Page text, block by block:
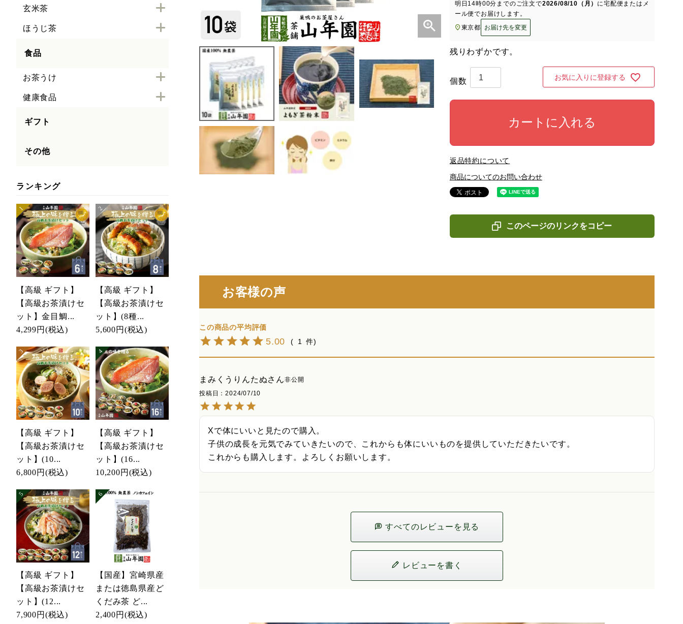
玄米茶
ほうじ茶
食品
お茶うけ
健康食品
ギフト
その他
ランキング
【高級 ギフト】
【高級お茶漬けセ
ット】金目鯛...
4,299円 (税込)
【高級 ギフト】
【高級お茶漬けセ
ット】(8種...
5,600円 (税込)
【高級 ギフト】
【高級お茶漬けセ
ット】(10...
6,800円 (税込)
【高級 ギフト】
【高級お茶漬けセ
ット】(16...
10,200円 (税込)
【高級 ギフト】
【高級お茶漬けセ
ット】(12...
7,900円 (税込)
【国産】宮崎県産
または徳島県産ど
くだみ茶 ど...
2,400円 (税込)
明日 14時00分 までのご注文で2026/08/10（月） に宅配便またはメ
ール便でお届けします。
東京都
お届け先を変更
残りわずかです。
お気に入りに登録する
カートに入れる
返品特約について
商品についてのお問い合わせ
このページのリンクをコピー
お客様の声
5.00 1
まみくうりんたぬ
非公開
投稿日
2024/07/10
Xで体にいいと見たので購入。
子供の成長を元気でみていきたいので、これからも体にいいものを提供していただきたいです。
これからも購入します。よろしくお願いします。
すべてのレビューを見る
レビューを書く